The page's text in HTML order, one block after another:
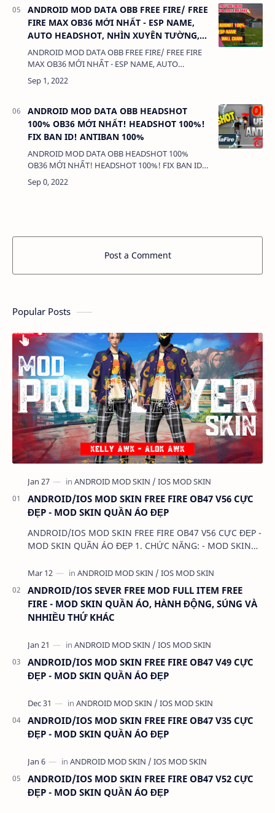
ANDROID MOD DATA OBB FREE FIRE/ FREE
FIRE MAX OB36 MỚI NHẤT - ESP NAME,
AUTO HEADSHOT, NHÌN XUYÊN TƯỜNG,
KHÔNG BAND ID
ANDROID MOD DATA OBB FREE FIRE/ FREE FIRE
MAX OB36 MỚI NHẤT - ESP NAME, AUTO
HEADSHOT, NHÌN XUYÊN TƯỜNG, KHÔNG BAND
ID1. CHỨC NĂNG:- DÀNH CHO ANDROID- MOD
ANDROID MOD DATA OBB HEADSHOT
100% OB36 MỚI NHẤT! HEADSHOT 100%!
FIX BAN ID! ANTIBAN 100%
ANDROID MOD DATA OBB HEADSHOT 100%
OB36 MỚI NHẤT! HEADSHOT 100%! FIX BAN ID!
ANTIBAN 100%1. CHỨC NĂNG:- MOD
OBB- HEADSHOT 100%- ANTIBAND 100%2. TẢI VÀ
Post a Comment
Popular Posts
ANDROID/IOS MOD SKIN FREE FIRE OB47 V56 CỰC
ĐẸP - MOD SKIN QUẦN ÁO ĐẸP
ANDROID/IOS MOD SKIN FREE FIRE OB47 V56 CỰC ĐẸP -
MOD SKIN QUẦN ÁO ĐẸP 1. CHỨC NĂNG: - MOD SKIN
KHÔ…
ANDROID/IOS SEVER FREE MOD FULL ITEM FREE
FIRE - MOD SKIN QUẦN ÁO, HÀNH ĐỘNG, SÚNG VÀ
NHHIỀU THỨ KHÁC
ANDROID/IOS MOD SKIN FREE FIRE OB47 V49 CỰC
ĐẸP - MOD SKIN QUẦN ÁO ĐẸP
ANDROID/IOS MOD SKIN FREE FIRE OB47 V35 CỰC
ĐẸP - MOD SKIN QUẦN ÁO ĐẸP
ANDROID/IOS MOD SKIN FREE FIRE OB47 V52 CỰC
ĐẸP - MOD SKIN QUẦN ÁO ĐẸP